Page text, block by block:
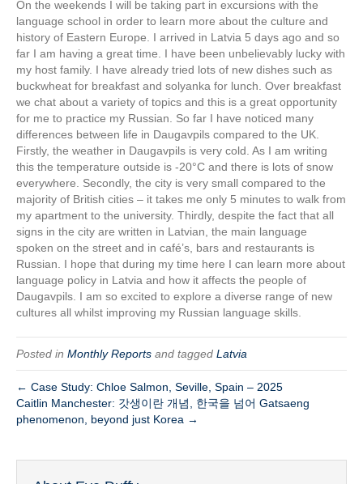
On the weekends I will be taking part in excursions with the
language school in order to learn more about the culture and
history of Eastern Europe. I arrived in Latvia 5 days ago and so
far I am having a great time. I have been unbelievably lucky with
my host family. I have already tried lots of new dishes such as
buckwheat for breakfast and solyanka for lunch. Over breakfast
we chat about a variety of topics and this is a great opportunity
for me to practice my Russian. So far I have noticed many
differences between life in Daugavpils compared to the UK.
Firstly, the weather in Daugavpils is very cold. As I am writing
this the temperature outside is -20°C and there is lots of snow
everywhere. Secondly, the city is very small compared to the
majority of British cities – it takes me only 5 minutes to walk from
my apartment to the university. Thirdly, despite the fact that all
signs in the city are written in Latvian, the main language
spoken on the street and in café’s, bars and restaurants is
Russian. I hope that during my time here I can learn more about
language policy in Latvia and how it affects the people of
Daugavpils. I am so excited to explore a diverse range of new
cultures all whilst improving my Russian language skills.
Posted in Monthly Reports and tagged Latvia
← Case Study: Chloe Salmon, Seville, Spain – 2025
Caitlin Manchester: 갓생이란 개념, 한국을 넘어 Gatsaeng
phenomenon, beyond just Korea →